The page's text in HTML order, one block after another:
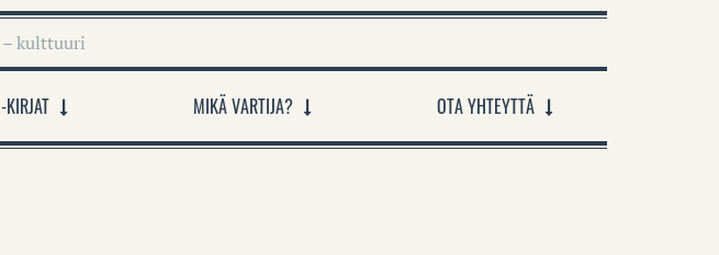
– kulttuuri
KIRJAT MIKÄ VARTIJA? OTA YHTEYTTÄ